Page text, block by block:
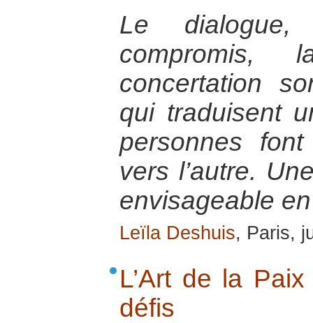
Le
compromis,
concertation
qui traduisent
personnes
vers l’autre.
envisageable
Leïla Deshuis, Paris,
L’Art de la
défis